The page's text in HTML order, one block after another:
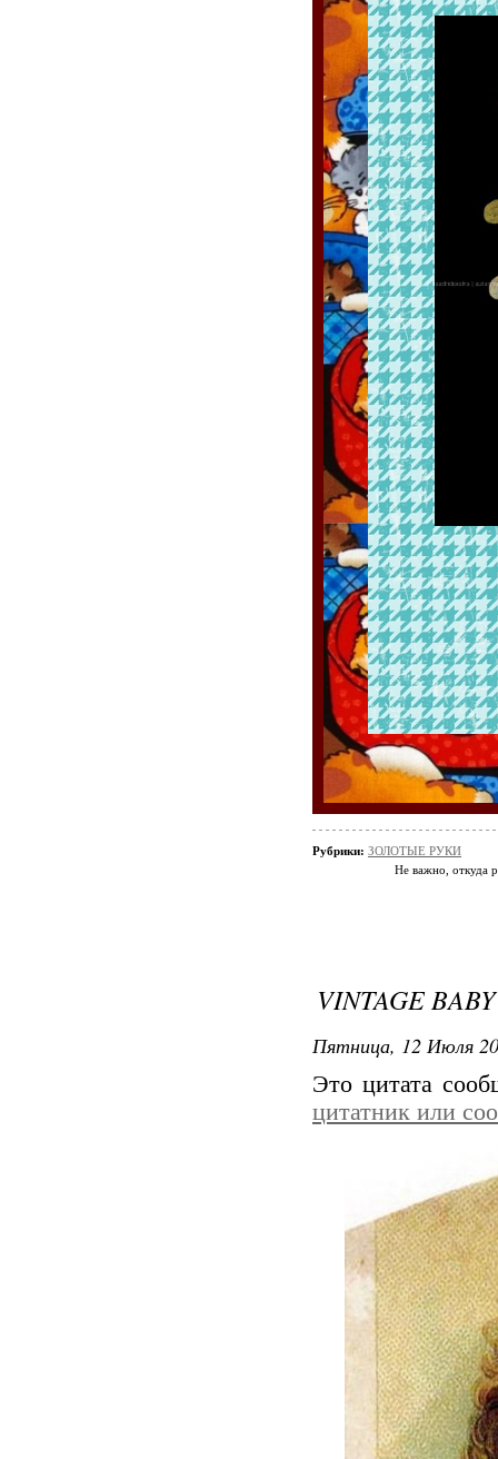
Рубрики: ЗОЛОТЫЕ РУКИ
Не важно, откуда
VINTAGE BABY
Пятница, 12 Июля
Это цитата
цитатник или